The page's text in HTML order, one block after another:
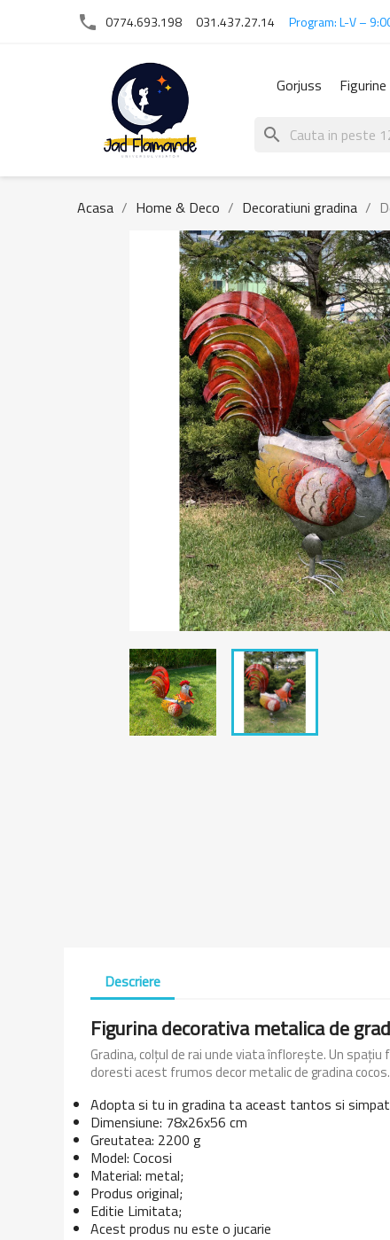
phone 0774.693.198 031.437.27.14 Program: L-V –
Gorjuss Figurine
search
Acasa Home & Deco Decoratiuni gradina
Descriere
Figurina decorativa metalica de
Gradina, colțul de rai unde viata înflorește. Un
doresti acest frumos decor metalic de gradina cocos.
Adopta si tu in gradina ta aceast tantos si
Dimensiune: 78x26x56 cm
Greutatea: 2200 g
Model: Cocosi
Material: metal;
Produs original;
Editie Limitata;
Acest produs nu este o jucarie